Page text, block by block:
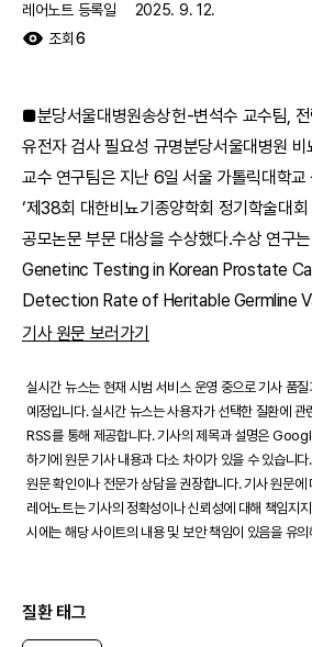
레어노트 등록일
2025. 9. 12.
조회 6
■분당서울대병원송상헌-변석수 교수팀,
유전자 검사 필요성 규명분당서울대병원 비
교수 연구팀은 지난 6일 서울 가톨릭대학교
‘제38회 대한비뇨기종양학회 정기학술대회
공모논문 부문 대상을 수상했다.수상 연구
Genetinc Testing in Korean Prostate
Detection Rate of Heritable Germline
기사 원문 보러가기
실시간 뉴스는 현재 시범 서비스 운영 중으로 기사 품
예정입니다. 실시간 뉴스는 사용자가 선택한 질환에
RSS를 통해 제공합니다. 기사의 제목과 설명은
하기에 원문 기사 내용과 다소 차이가 있을 수 있습니
원문 확인이나 전문가 상담을 권장합니다. 기사 원문에
레어노트는 기사의 정확성이나 신뢰성에 대해 책임지
시에는 해당 사이트의 내용 및 보안 책임이 있음을 유
질환 태그